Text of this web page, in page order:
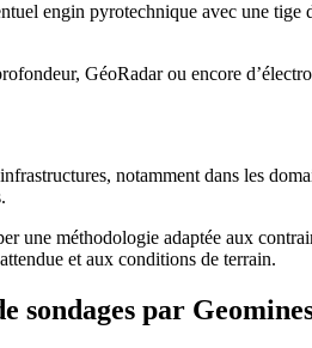
engin pyrotechnique avec une
GéoRadar ou encore
notamment dans les
méthodologie adaptée aux
et aux conditions de terrain.
sondages par